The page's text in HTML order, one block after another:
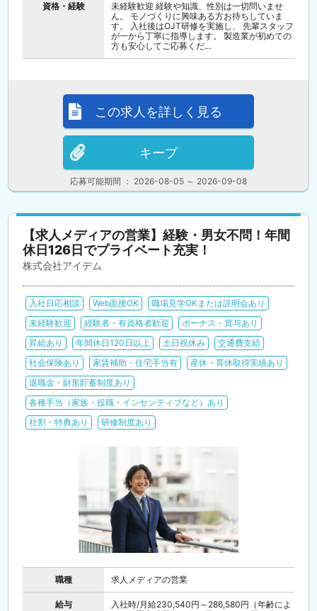
資格・経験
未経験歓迎 経験や知識、性別は一切問いませ
ん。 モノづくりに興味ある方お待ちしていま
す。 入社後はOJT研修を実施し、 先輩スタッフ
が一から丁寧に指導します。 製造業が初めての
方も安心してご応募くだ...
応募可能期間 ： 2026-08-05 ～ 2026-09-08
この求人を詳しく見る
キープ
【求人メディアの営業】経験・男女不問！年間
休日126日でプライベート充実！
株式会社アイデム
入社日応相談 Web面接OK
職場見学OKまたは説明会あり
未経験歓迎
経験者・有資格者歓迎
ボーナス・賞与あり
昇給あり
年間休日120日以上 土日祝休み
交通費支給
社会保険あり
家賃補助・住宅手当有
産休・育休取得実績あり
退職金・財形貯蓄制度あり
各種手当（家族・役職・インセンティブなど）あり
社割・特典あり
研修制度あり
職種 求人メディアの営業
給与
入社時/月給230,540円～286,580円（年齢によ